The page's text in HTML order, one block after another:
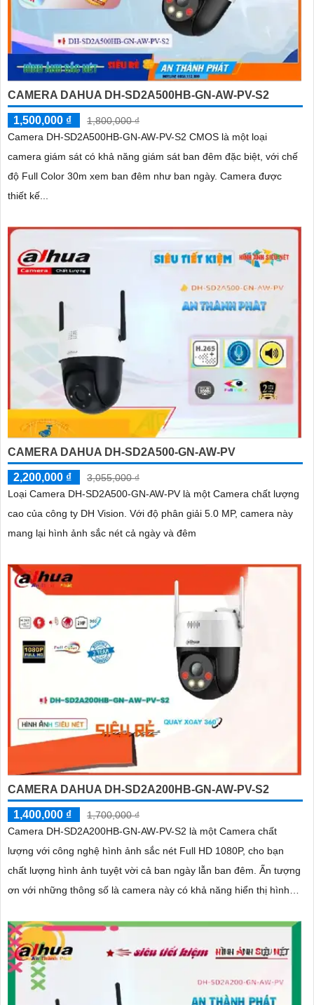
CAMERA DAHUA DH-SD2A500HB-GN-AW-PV-S2
1,500,000 ₫
1,800,000 ₫
Camera DH-SD2A500HB-GN-AW-PV-S2 CMOS là một loại
camera giám sát có khả năng giám sát ban đêm đặc biệt, với chế
độ Full Color 30m xem ban đêm như ban ngày. Camera được
thiết kế...
CAMERA DAHUA DH-SD2A500-GN-AW-PV
2,200,000 ₫
3,055,000 ₫
Loại Camera DH-SD2A500-GN-AW-PV là một Camera chất lượng
cao của công ty DH Vision. Với độ phân giải 5.0 MP, camera này
mang lại hình ảnh sắc nét cả ngày và đêm
CAMERA DAHUA DH-SD2A200HB-GN-AW-PV-S2
1,400,000 ₫
1,700,000 ₫
Camera DH-SD2A200HB-GN-AW-PV-S2 là một Camera chất
lượng với công nghệ hình ảnh sắc nét Full HD 1080P, cho bạn
chất lượng hình ảnh tuyệt vời cả ban ngày lẫn ban đêm. Ấn tượng
ơn với những thông số là camera này có khả năng hiển thị hình